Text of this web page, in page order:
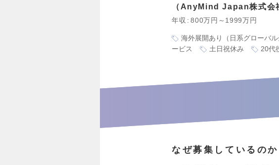
AnyMind Japan株式会
年収 800万円～1999万円
海外展開あり（日系グローバル
ービス
土日祝休み 20代
なぜ募集しているのか